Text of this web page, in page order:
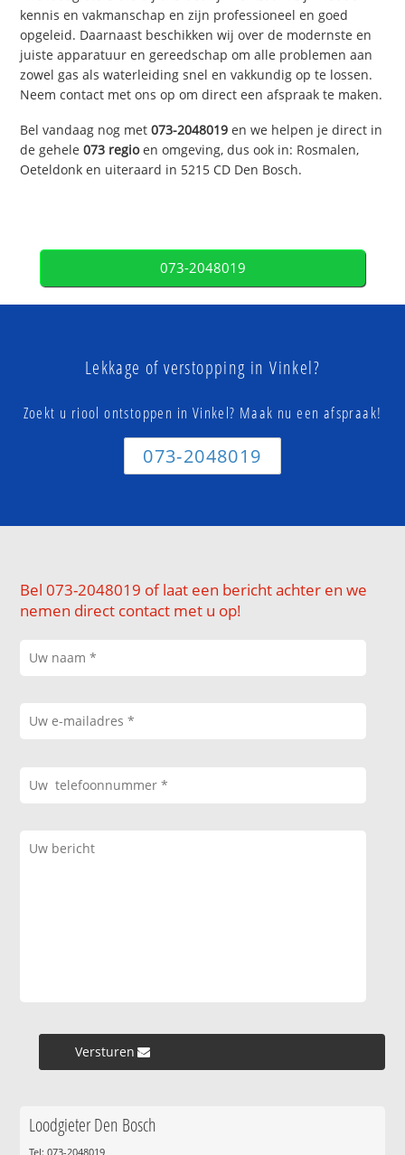
kennis en vakmanschap en zijn professioneel en goed
opgeleid. Daarnaast beschikken wij over de modernste en
juiste apparatuur en gereedschap om alle problemen aan
zowel gas als waterleiding snel en vakkundig op te lossen.
Neem contact met ons op om direct een afspraak te maken.
Bel vandaag nog met073-2048019 en we helpen je direct in
de gehele073 regioen omgeving, dus ook in: Rosmalen,
Oeteldonk en uiteraard in 5215 CD Den Bosch.
073-2048019
Lekkage of verstopping in Vinkel?
Zoekt u riool ontstoppen in Vinkel? Maak nu een afspraak!
073-2048019
Bel 073-2048019 of laat een bericht achter en we
nemen direct contact met u op!
Versturen »
Loodgieter Den Bosch
Tel: 073-2048019